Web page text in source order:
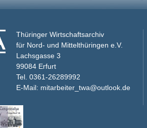
Thüringer Wirtschaftsarchiv
für Nord- und Mittelthüringen e.V.
Lachsgasse 3
99084 Erfurt
Tel. 0361-26289992
E-Mail: mitarbeiter_twa@outlook.de